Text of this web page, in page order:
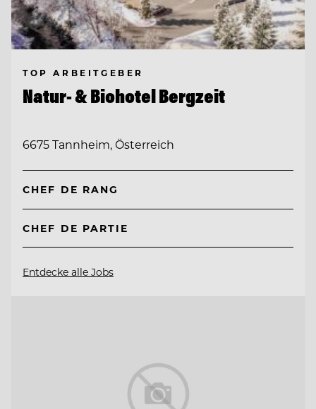
TOP ARBEITGEBER
Natur- & Biohotel Bergzeit
6675 Tannheim, Österreich
CHEF DE RANG
CHEF DE PARTIE
Entdecke alle Jobs